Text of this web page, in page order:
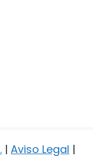
. | Aviso Legal |